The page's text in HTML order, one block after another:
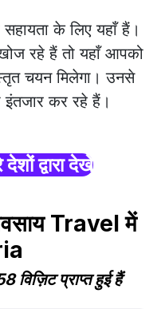
के लिए यहाँ हैं।
रहे हैं तो यहाँ आपको
चयन मिलेगा। उनसे
कर रहे हैं।
द्वारा देखें
Travel में
विज़िट प्राप्त हुई हैं